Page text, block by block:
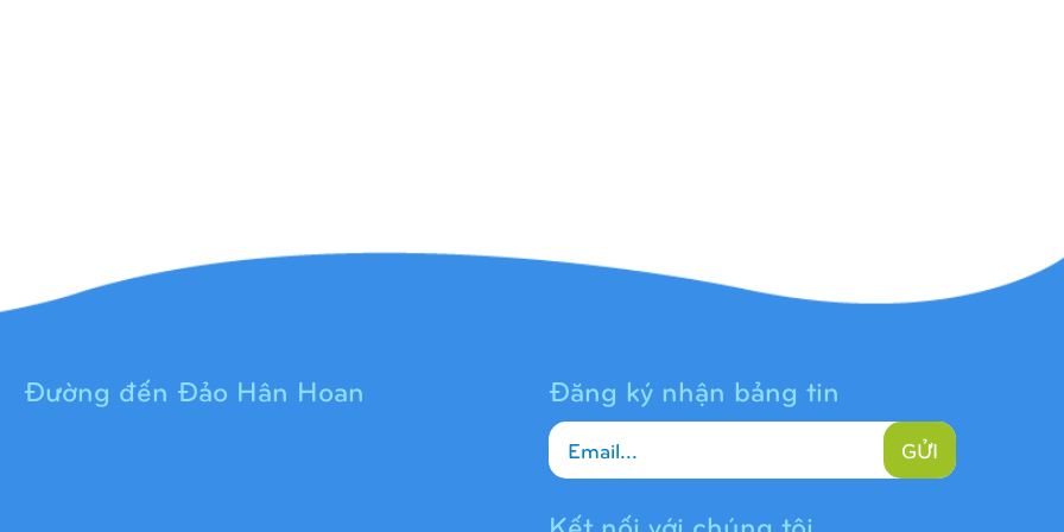
Đường đến Đảo Hân Hoan Đăng ký nhận bảng tin
GỬI